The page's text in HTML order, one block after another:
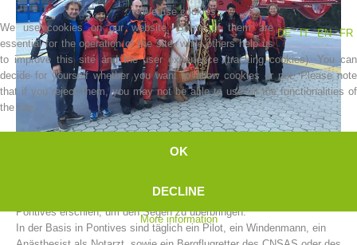
Association History
zeigte sich die Crew, als zu Saisonsbeginn der Nikolaus im Hangar in
Pontives erschien, um den Segen zu überbringen.
In der Basis in Pontives sind täglich ein Pilot, ein Windenmann, ein
We use cookies
DE
IT EN FR
We use cookies on our website. Some of them are
essential for the operation of the site, while others help us
to improve this site and the user experience (tracking cookies). You can
decide for yourself whether you want to allow cookies or not. Please note
that if you reject them, you may not be able to use all the functionalities of
the site.
OK
DECLINE
More information